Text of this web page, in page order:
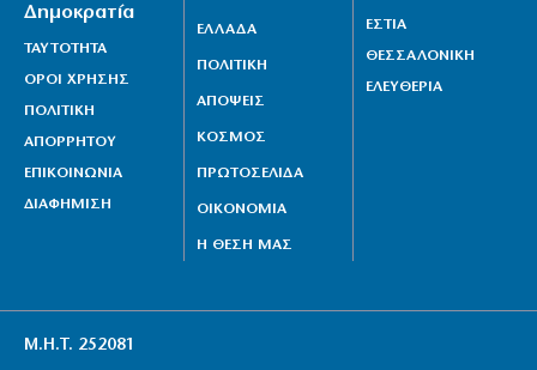
Δημοκρατία
ΤΑΥΤΟΤΗΤΑ
ΟΡΟΙ ΧΡΗΣΗΣ
ΠΟΛΙΤΙΚΗ
ΑΠΟΡΡΗΤΟΥ
ΕΠΙΚΟΙΝΩΝΙΑ
ΔΙΑΦΗΜΙΣΗ
ΕΛΛΑΔΑ
ΠΟΛΙΤΙΚΗ
ΑΠΟΨΕΙΣ
ΚΟΣΜΟΣ
ΠΡΩΤΟΣΕΛΙΔΑ
ΟΙΚΟΝΟΜΙΑ
Η ΘΕΣΗ ΜΑΣ
ΕΣΤΙΑ
ΘΕΣΣΑΛΟΝΙΚΗ
ΕΛΕΥΘΕΡΙΑ
Μ.Η.Τ. 252081